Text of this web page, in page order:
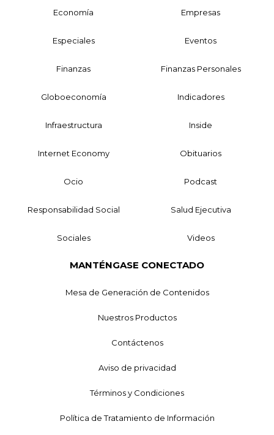
Economía Empresas
Especiales Eventos
Finanzas Finanzas Personales
Globoeconomía Indicadores
Infraestructura Inside
Internet Economy Obituarios
Ocio Podcast
Responsabilidad Social Salud Ejecutiva
Sociales Videos
MANTÉNGASE CONECTADO
Mesa de Generación de Contenidos
Nuestros Productos
Contáctenos
Aviso de privacidad
Términos y Condiciones
Política de Tratamiento de Información